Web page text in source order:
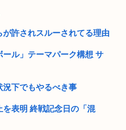
許されスルーされてる理由
ル」テーマパーク構想 サ
況下でもやるべき事
表明 終戦記念日の「混